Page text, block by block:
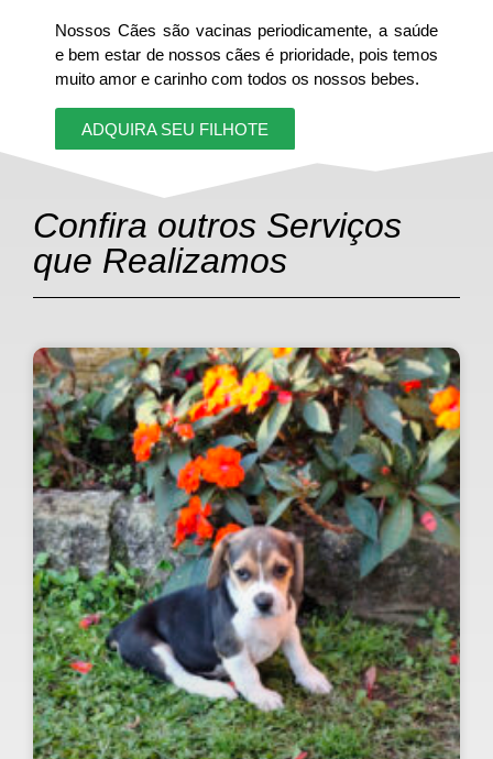
Nossos Cães são vacinas periodicamente, a saúde
e bem estar de nossos cães é prioridade, pois temos
muito amor e carinho com todos os nossos bebes.
ADQUIRA SEU FILHOTE
Confira outros Serviços
que Realizamos